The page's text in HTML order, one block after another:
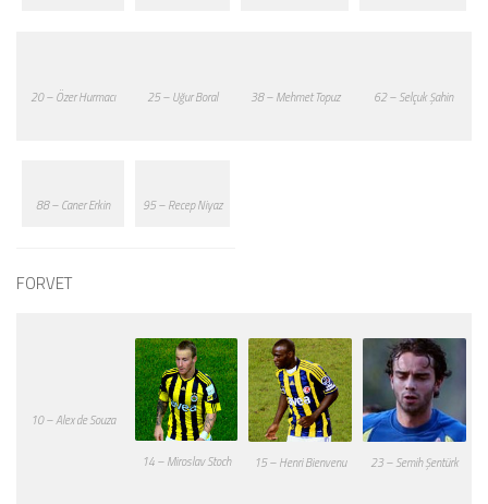
20 – Özer Hurmacı 25 – Uğur Boral 38 – Mehmet Topuz 62 – Selçuk Şahin
88 – Caner Erkin 95 – Recep Niyaz
FORVET
10 – Alex de Souza
14 – Miroslav Stoch 15 – Henri Bienvenu 23 – Semih Şentürk